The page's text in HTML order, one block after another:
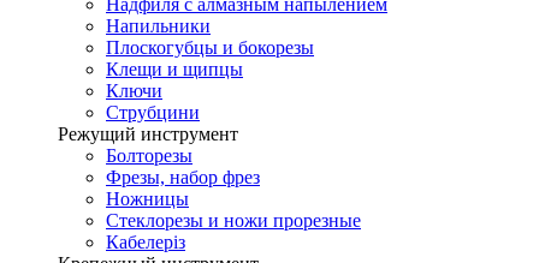
Надфиля с алмазным напылением
Напильники
Плоскогубцы и бокорезы
Клещи и щипцы
Ключи
Струбцини
Режущий инструмент
Болторезы
Фрезы, набор фрез
Ножницы
Стеклорезы и ножи прорезные
Кабелеріз